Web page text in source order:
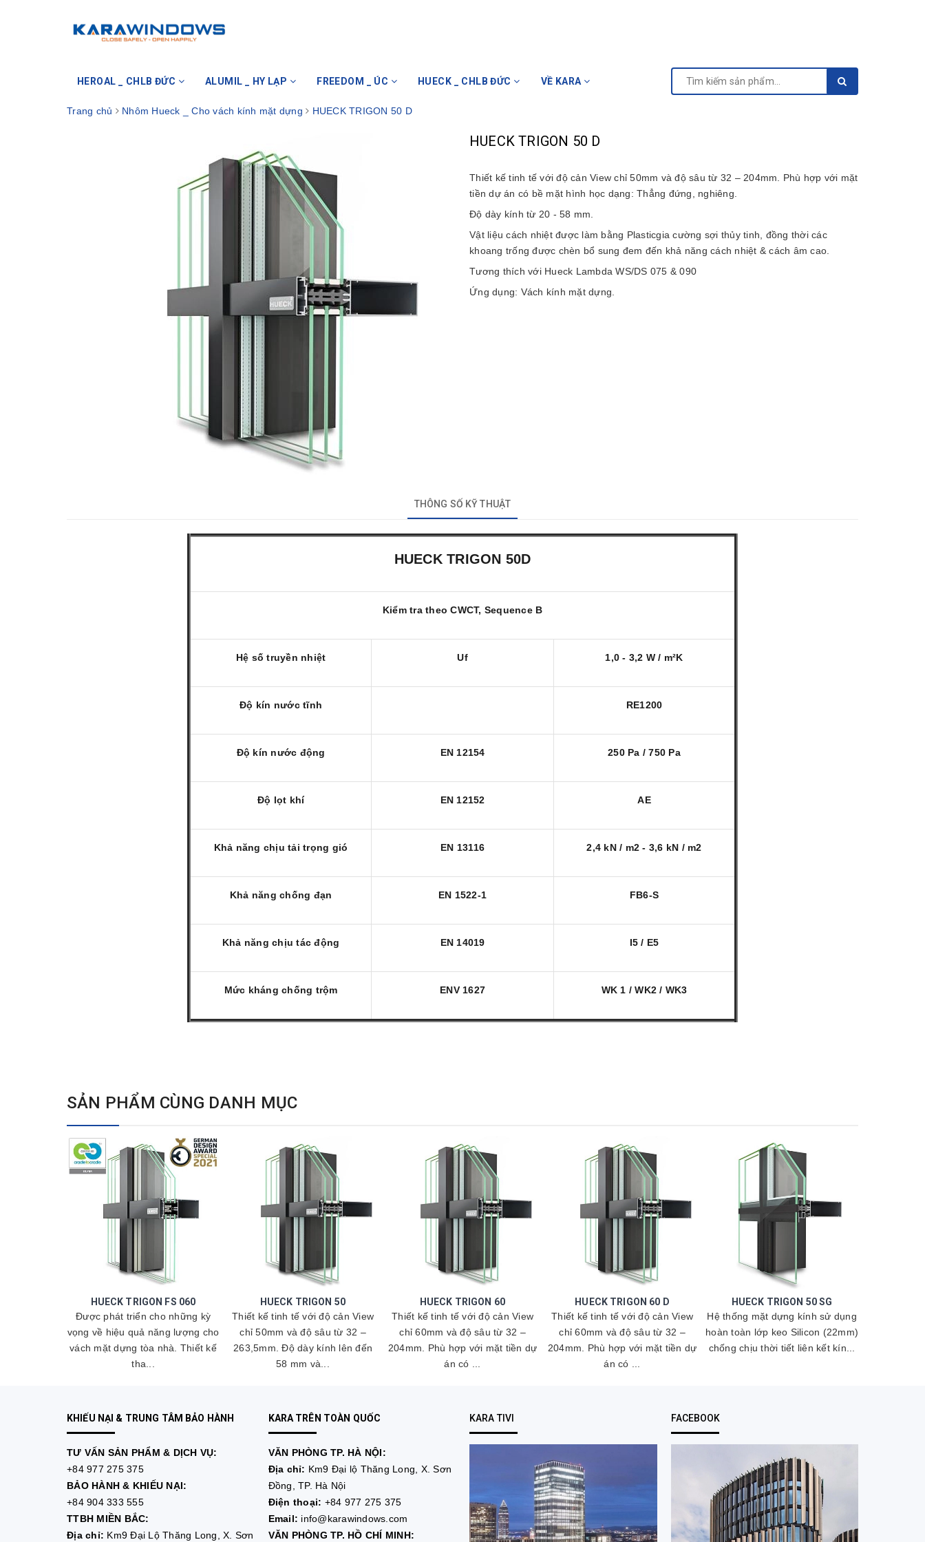
HEROAL _ CHLB ĐỨC ALUMIL _ HY LẠP FREEDOM _ ÚC HUECK _ CHLB ĐỨC VỀ KARA
Trang chủ Nhôm Hueck _ Cho vách kính mặt dựng HUECK TRIGON 50 D
HUECK TRIGON 50 D
Thiết kế tinh tế với độ cản View chỉ 50mm và độ sâu từ 32 – 204mm. Phù hợp với mặt
tiền dự án có bề mặt hình học dạng: Thẳng đứng, nghiêng.
Độ dày kính từ 20 - 58 mm.
Vật liệu cách nhiệt được làm bằng Plasticgia cường sợi thủy tinh, đồng thời các
khoang trống được chèn bổ sung đem đến khả năng cách nhiệt & cách âm cao.
Tương thích với Hueck Lambda WS/DS 075 & 090
Ứng dụng: Vách kính mặt dựng.
THÔNG SỐ KỸ THUẬT
HUECK TRIGON 50D
Kiểm tra theo CWCT, Sequence B
Hệ số truyền nhiệt Uf 1,0 - 3,2 W / m²K
Độ kín nước tĩnh RE1200
Độ kín nước động EN 12154 250 Pa / 750 Pa
Độ lọt khí EN 12152 AE
Khả năng chịu tải trọng gió EN 13116 2,4 kN / m2 - 3,6 kN / m2
Khả năng chống đạn EN 1522-1 FB6-S
Khả năng chịu tác động EN 14019 I5 / E5
Mức kháng chống trộm ENV 1627 WK 1 / WK2 / WK3
SẢN PHẨM CÙNG DANH MỤC
HUECK TRIGON FS 060
Được phát triển cho những kỳ
vọng về hiệu quả năng lượng cho
vách mặt dựng tòa nhà. Thiết kế
tha...
HUECK TRIGON 50
Thiết kế tinh tế với độ cản View
chỉ 50mm và độ sâu từ 32 –
263,5mm. Độ dày kính lên đến
58 mm và...
HUECK TRIGON 60
Thiết kế tinh tế với độ cản View
chỉ 60mm và độ sâu từ 32 –
204mm. Phù hợp với mặt tiền dự
án có ...
HUECK TRIGON 60 D
Thiết kế tinh tế với độ cản View
chỉ 60mm và độ sâu từ 32 –
204mm. Phù hợp với mặt tiền dự
án có ...
HUECK TRIGON 50 SG
Hệ thống mặt dựng kính sử dụng
hoàn toàn lớp keo Silicon (22mm)
chống chịu thời tiết liên kết kín...
KHIẾU NẠI & TRUNG TÂM BẢO HÀNH
TƯ VẤN SẢN PHẨM & DỊCH VỤ:
+84 977 275 375
BẢO HÀNH & KHIẾU NẠI:
+84 904 333 555
TTBH MIỀN BẮC:
Địa chỉ: Km9 Đại Lộ Thăng Long, X. Sơn
KARA TRÊN TOÀN QUỐC
VĂN PHÒNG TP. HÀ NỘI:
Địa chỉ: Km9 Đại lộ Thăng Long, X. Sơn
Đồng, TP. Hà Nội
Điện thoại: +84 977 275 375
Email: info@karawindows.com
VĂN PHÒNG TP. HỒ CHÍ MINH:
KARA TIVI FACEBOOK